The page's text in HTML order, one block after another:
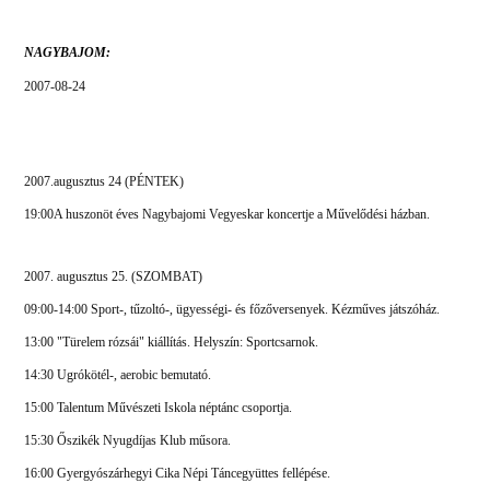
NAGYBAJOM:
2007-08-24
2007.augusztus 24 (PÉNTEK)
19:00A huszonöt éves Nagybajomi Vegyeskar koncertje a Művelődési házban.
2007. augusztus 25. (SZOMBAT)
09:00-14:00 Sport-, tűzoltó-, ügyességi- és főzőversenyek. Kézműves játszóház.
13:00 "Türelem rózsái" kiállítás. Helyszín: Sportcsarnok.
14:30 Ugrókötél-, aerobic bemutató.
15:00 Talentum Művészeti Iskola néptánc csoportja.
15:30 Őszikék Nyugdíjas Klub műsora.
16:00 GyergyószárhegyiCika Népi Táncegyüttesfellépése.